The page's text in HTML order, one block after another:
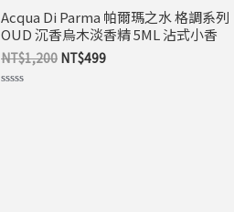
Acqua Di Parma 帕爾瑪之水 格調系列
OUD 沉香烏木淡香精 5ML 沾式小香
NT$1,200
NT$1,200。
NT$499
NT$499。